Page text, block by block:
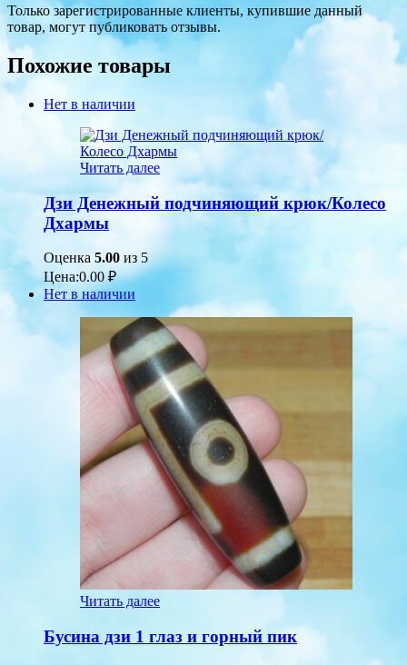
Только зарегистрированные клиенты, купившие данный
товар, могут публиковать отзывы.
Похожие товары
Нет в наличии
Читать далее
Дзи Денежный подчиняющий крюк/Колесо
Дхармы
Оценка 5.00 из 5
Цена:0.00₽
Нет в наличии
Читать далее
Бусина дзи 1 глаз и горный пик